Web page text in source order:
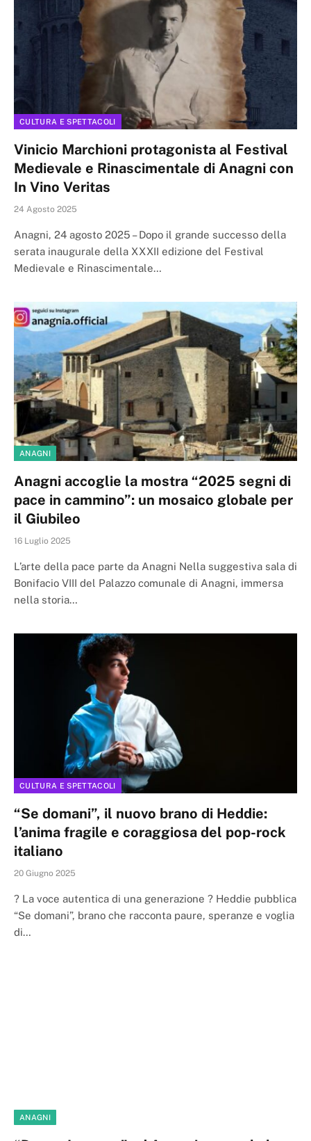
CULTURA E SPETTACOLI
Vinicio Marchioni protagonista al Festival
Medievale e Rinascimentale di Anagni con
In Vino Veritas
24 Agosto 2025
Anagni, 24 agosto 2025 – Dopo il grande successo della
serata inaugurale della XXXII edizione del Festival
Medievale e Rinascimentale…
ANAGNI
Anagni accoglie la mostra “2025 segni di
pace in cammino”: un mosaico globale per
il Giubileo
16 Luglio 2025
L’arte della pace parte da Anagni Nella suggestiva sala di
Bonifacio VIII del Palazzo comunale di Anagni, immersa
nella storia…
CULTURA E SPETTACOLI
“Se domani”, il nuovo brano di Heddie:
l’anima fragile e coraggiosa del pop-rock
italiano
20 Giugno 2025
? La voce autentica di una generazione ? Heddie pubblica
“Se domani”, brano che racconta paure, speranze e voglia
di…
ANAGNI